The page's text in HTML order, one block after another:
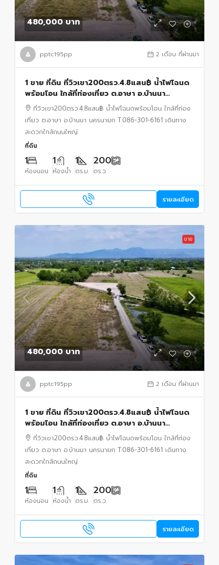
480,000 บาท
pptc195pp 2 เดือน ที่ผ่านมา
1 ขาย ที่ดิน ที่วิวเขา200ตรว.4.8แสน฿ น้ำไฟโฉนด
พร้อมโอน ใกล้ที่ท่องเที่ยว ต.อาษา อ.บ้านนา
นครนายก T.086-301-6161 เดินทางสะดวกใกล้
ถนนใหญ่ ใกล้กับ ศาลจังหวัดนครนายกวิวเขาสวย
มาก 200 ต
ที่วิวเขา200ตรว.4.8แสน฿ น้ำไฟโฉนดพร้อมโอน ใกล้ที่ท่อง
เที่ยว ต.อาษา อ.บ้านนา นครนายก T.086-301-6161 เดินทาง
สะดวกใกล้ถนนใหญ่
ที่ดิน
1
ห้องนอน
1
ห้องน้ำ
1
ตร.ม.
200
ตร.ว.
รายละเอียด
ขาย
480,000 บาท
pptc195pp 2 เดือน ที่ผ่านมา
1 ขาย ที่ดิน ที่วิวเขา200ตรว.4.8แสน฿ น้ำไฟโฉนด
พร้อมโอน ใกล้ที่ท่องเที่ยว ต.อาษา อ.บ้านนา
นครนายก T.086-301-6161 เดินทางสะดวกใกล้
ถนนใหญ่ นครนายก บ้านนา 200 ตร.วา 480000
บาท ใ
ที่วิวเขา200ตรว.4.8แสน฿ น้ำไฟโฉนดพร้อมโอน ใกล้ที่ท่อง
เที่ยว ต.อาษา อ.บ้านนา นครนายก T.086-301-6161 เดินทาง
สะดวกใกล้ถนนใหญ่
ที่ดิน
1
ห้องนอน
1
ห้องน้ำ
1
ตร.ม.
200
ตร.ว.
รายละเอียด